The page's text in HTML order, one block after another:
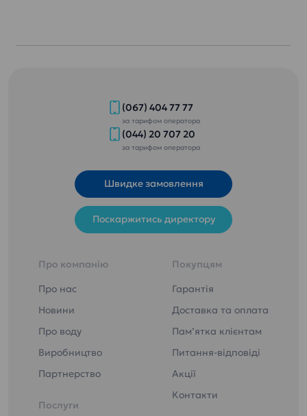
(067) 404 77 77
за тарифом оператора
(044) 20 707 20
за тарифом оператора
Швидке замовлення
Поскаржитись директору
Про компанію
Про нас
Новини
Про воду
Виробництво
Партнерство
Послуги
Покупцям
Гарантія
Доставка та оплата
Пам’ятка клієнтам
Питання-відповіді
Акції
Контакти